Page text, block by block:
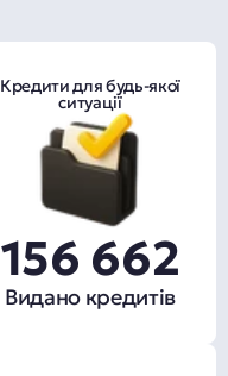
Кредити для будь-якої
ситуації
156 662
Видано кредитів